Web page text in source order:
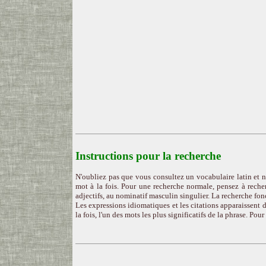
Instructions pour la recherche
N'oubliez pas que vous consultez un vocabulaire latin et
mot à la fois. Pour une recherche normale, pensez à
adjectifs, au nominatif masculin singulier. La recherche
Les expressions idiomatiques et les citations apparaissent
la fois, l'un des mots les plus significatifs de la phrase.